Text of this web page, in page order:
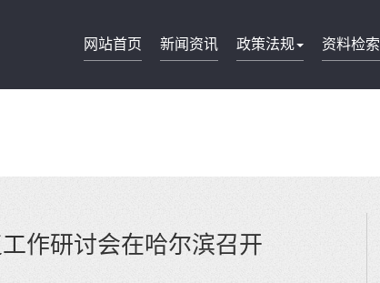
网站首页 新闻资讯 政策法规 资料检索
作研讨会在哈尔滨召开